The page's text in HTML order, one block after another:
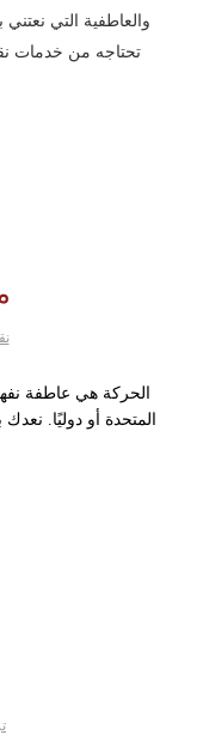
والعاطفية التي
تحتاجه من خدمات
الحركة هي عاطفة
المتحدة أو دوليًا.